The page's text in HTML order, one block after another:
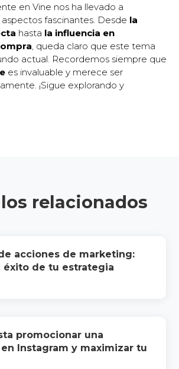
en Vine nos ha llevado a
fascinantes. Desde la
hasta la influencia en
, queda claro que este tema
actual. Recordemos siempre que
es invaluable y merece ser
¡Sigue explorando y
relacionados
acciones de marketing:
éxito de tu estrategia
promocionar una
Instagram y maximizar tu